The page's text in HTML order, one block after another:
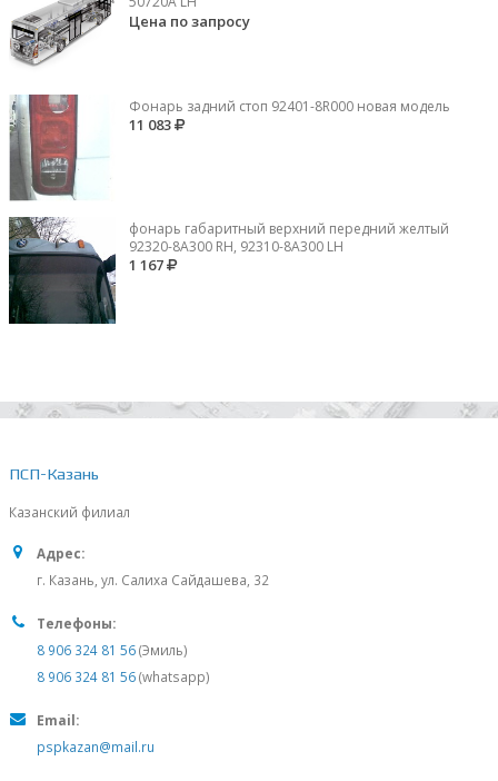
Цена по запросу
Фонарь задний стоп 92401-8R000 новая модель
11 083
фонарь габаритный верхний передний желтый
92320-8A300 RH, 92310-8А300 LH
1 167
ПСП-Казань
Казанский филиал
Адрес:
г. Казань, ул. Салиха Сайдашева, 32
Телефоны:
8 906 324 81 56(Эмиль)
8 906 324 81 56(whatsapp)
Email:
pspkazan@mail.ru